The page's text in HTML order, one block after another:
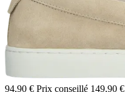
94,90 € Prix conseillé 149,90 €